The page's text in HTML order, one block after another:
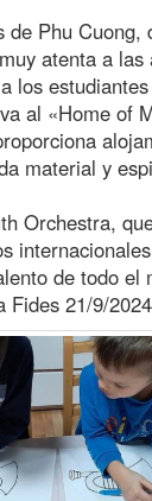
de Phu
atenta a
los
al «Home of
material y
Orchestra,
de todo el
Fides 21/9/